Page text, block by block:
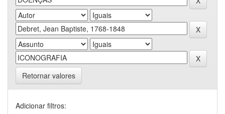
Retornar valores
Adicionar filtros: